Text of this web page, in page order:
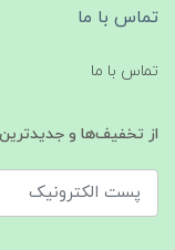
تماس با ما
تماس با ما
از تخفیف‌ها و